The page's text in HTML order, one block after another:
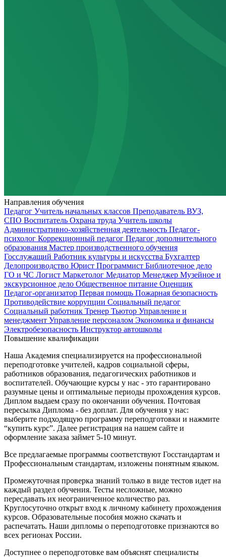
Направления обучения
Педагог Учитель начальных классов Преподаватель ВУЗ,
СПО Воспитатель Охрана труда Учитель школы
Административно-хозяйственная деятельность Педагог-
психолог Коррекционный педагог Педагог дополнительного
образования Мастер производственного обучения
Госслужащий Работник культуры и искусства Бухгалтер
Делопроизводство Юрист Программист Библиотечное дело
ГО и ЧС Логист Маркетолог Медиатор Менеджер Музейное и
экскурсионное дело Общественное питание Оценщик
Педагог-организатор Первая помощь Пожарная безопасность
Противодействие коррупции Социальный педагог
Социальный работник Тренер Тьютор Управление и
менеджмент Управление персоналом Экономика и финансы
Электробезопасность Инструктор автошколы
Повышение квалификации
Наша Академия специализируется на профессиональной
переподготовке учителей, кадров социальной сферы,
работников образования, педагогических работников и
воспитателей. Обучающие курсы у нас - это гарантировано
разумные цены и оптимальные периоды прохождения курсов.
Диплом выдаем сразу по окончании обучения. Почтовая
пересылка Диплома - без доплат. Для обучения у нас:
выберите подходящую программу переподготовки и нажмите
“купить курс”. Далее регистрация на нашем сайте и
оформление заказа займет 5-10 минут.
Все предлагаемые программы соответствуют Госстандартам и
Профессиональным стандартам, изложены понятным языком.
Промежуточная проверка знаний только в виде тестов идет на
каждый раздел обучения. Тесты несложные, можно
пересдавать их неограниченное количество раз.
Круглосуточно открыт вход к личному кабинету прохождения
курсов. Образовательные пособия можно скачать и
распечатать. Наши дипломы о переподготовке признаются во
всех регионах России.
Доступнее о переподготовке вам объяснят специалисты